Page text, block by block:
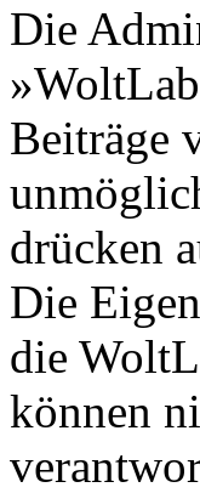
Die
Beiträge
drücken
Die
die
können